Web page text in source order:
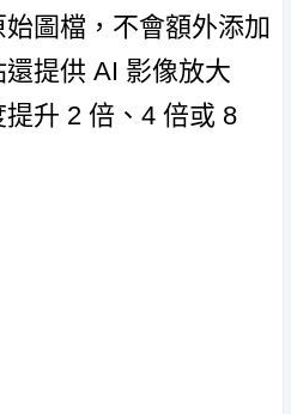
圖檔，不會額外添加
提供 AI 影像放大
升 2 倍、4 倍或 8